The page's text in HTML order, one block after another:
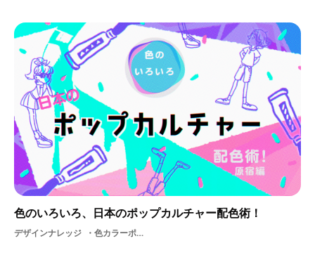
色のいろいろ、日本のポップカルチャー配色術！
デザインナレッジ 色カラーポップカルチャー色彩構成配色デザイン